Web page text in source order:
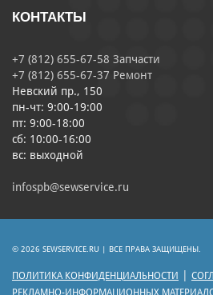
КОНТАКТЫ
+7 (812) 655-67-58 Запчасти
+7 (812) 655-67-37 Ремонт
Невский пр., 150
пн-чт: 9:00-19:00
пт: 9:00-18:00
сб: 10:00-16:00
вс: выходной
infospb@sewservice.ru
© 2026 SEWSERVICE.RU | ВСЕ ПРАВА ЗАЩИЩЕНЫ.
ПОЛИТИКА КОНФИДЕНЦИАЛЬНОСТИ
РЕКЛАМНО-ИНФОРМАЦИОННЫХ